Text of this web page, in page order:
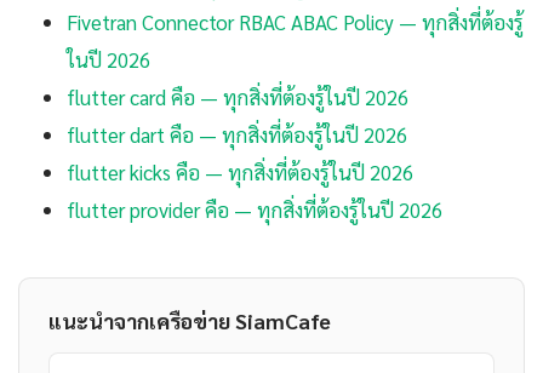
Fivetran Connector RBAC ABAC Policy — ทุกสิ่งที่ต้องรู้
ในปี 2026
flutter card คือ — ทุกสิ่งที่ต้องรู้ในปี 2026
flutter dart คือ — ทุกสิ่งที่ต้องรู้ในปี 2026
flutter kicks คือ — ทุกสิ่งที่ต้องรู้ในปี 2026
flutter provider คือ — ทุกสิ่งที่ต้องรู้ในปี 2026
แนะนำจากเครือข่าย SiamCafe